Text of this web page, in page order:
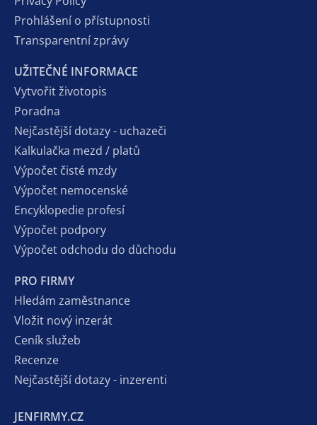
Prohlášení o přístupnosti
Transparentní zprávy
UŽITEČNÉ INFORMACE
Vytvořit životopis
Poradna
Nejčastější dotazy - uchazeči
Kalkulačka mezd / platů
Výpočet čisté mzdy
Výpočet nemocenské
Encyklopedie profesí
Výpočet podpory
Výpočet odchodu do důchodu
PRO FIRMY
Hledám zaměstnance
Vložit nový inzerát
Ceník služeb
Recenze
Nejčastější dotazy - inzerenti
JENFIRMY.CZ